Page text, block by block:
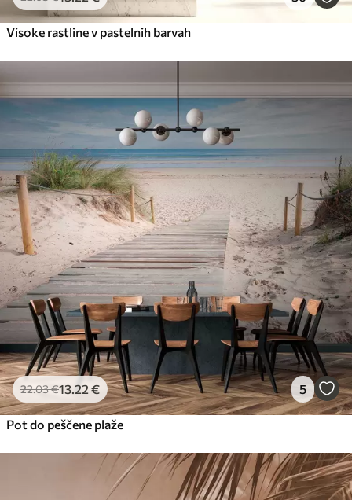
Visoke rastline v pastelnih barvah
22.03€13 .22 € 5
Pot do peščene plaže